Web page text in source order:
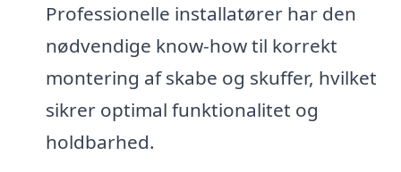
Professionelle installatører har den
nødvendige know-how til korrekt
montering af skabe og skuffer, hvilket
sikrer optimal funktionalitet og
holdbarhed.